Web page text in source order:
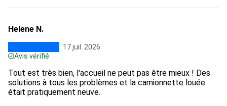
Helene N.
17 juil. 2026
Avis vérifié
Tout est très bien, l'accueil ne peut pas être mieux ! Des
solutions à tous les problèmes et la camionnette louée
était pratiquement neuve.